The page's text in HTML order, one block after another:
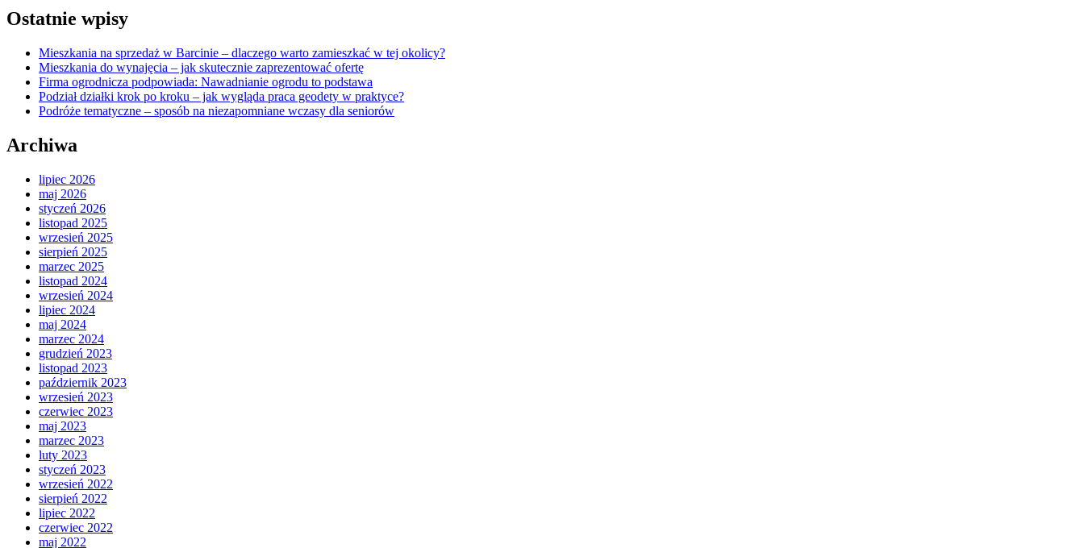
Ostatnie wpisy
Mieszkania na sprzedaż w Barcinie – dlaczego warto zamieszkać w tej okolicy?
Mieszkania do wynajęcia – jak skutecznie zaprezentować ofertę
Firma ogrodnicza podpowiada: Nawadnianie ogrodu to podstawa
Podział działki krok po kroku – jak wygląda praca geodety w praktyce?
Podróże tematyczne – sposób na niezapomniane wczasy dla seniorów
Archiwa
lipiec 2026
maj 2026
styczeń 2026
listopad 2025
wrzesień 2025
sierpień 2025
marzec 2025
listopad 2024
wrzesień 2024
lipiec 2024
maj 2024
marzec 2024
grudzień 2023
listopad 2023
październik 2023
wrzesień 2023
czerwiec 2023
maj 2023
marzec 2023
luty 2023
styczeń 2023
wrzesień 2022
sierpień 2022
lipiec 2022
czerwiec 2022
maj 2022